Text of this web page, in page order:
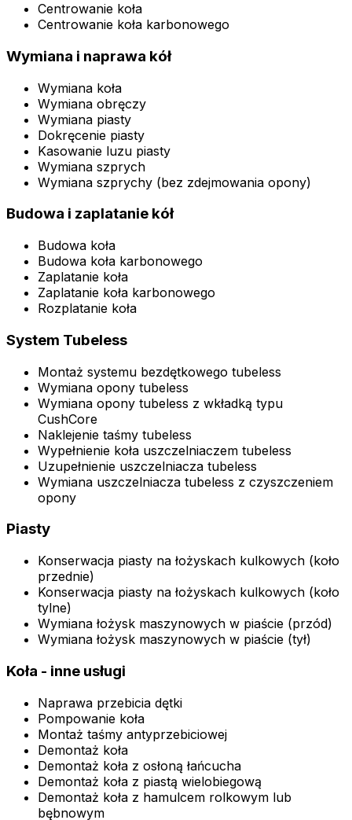
Centrowanie koła
Centrowanie koła karbonowego
Wymiana i naprawa kół
Wymiana koła
Wymiana obręczy
Wymiana piasty
Dokręcenie piasty
Kasowanie luzu piasty
Wymiana szprych
Wymiana szprychy (bez zdejmowania opony)
Budowa i zaplatanie kół
Budowa koła
Budowa koła karbonowego
Zaplatanie koła
Zaplatanie koła karbonowego
Rozplatanie koła
System Tubeless
Montaż systemu bezdętkowego tubeless
Wymiana opony tubeless
Wymiana opony tubeless z wkładką typu
CushCore
Naklejenie taśmy tubeless
Wypełnienie koła uszczelniaczem tubeless
Uzupełnienie uszczelniacza tubeless
Wymiana uszczelniacza tubeless z czyszczeniem
opony
Piasty
Konserwacja piasty na łożyskach kulkowych (koło
przednie)
Konserwacja piasty na łożyskach kulkowych (koło
tylne)
Wymiana łożysk maszynowych w piaście (przód)
Wymiana łożysk maszynowych w piaście (tył)
Koła - inne usługi
Naprawa przebicia dętki
Pompowanie koła
Montaż taśmy antyprzebiciowej
Demontaż koła
Demontaż koła z osłoną łańcucha
Demontaż koła z piastą wielobiegową
Demontaż koła z hamulcem rolkowym lub
bębnowym